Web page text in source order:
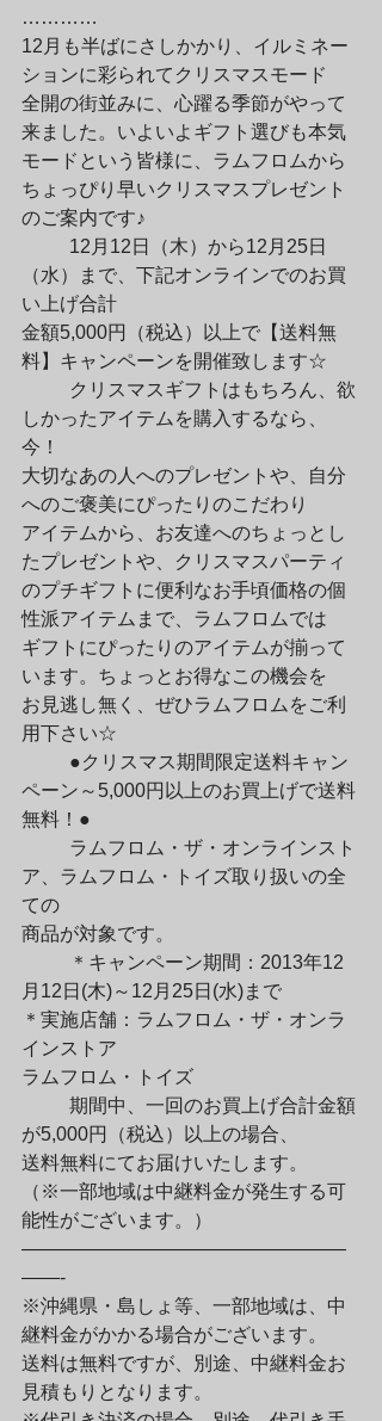
…………
12月も半ばにさしかかり、イルミネー
ションに彩られてクリスマスモード
全開の街並みに、心躍る季節がやって
来ました。いよいよギフト選びも本気
モードという皆様に、ラムフロムから
ちょっぴり早いクリスマスプレゼント
のご案内です♪
（水）まで、下記オンラインでのお買
い上げ合計
金額5,000円（税込）以上で【送料無
料】キャンペーンを開催致します☆
しかったアイテムを購入するなら、
今！
大切なあの人へのプレゼントや、自分
へのご褒美にぴったりのこだわり
アイテムから、お友達へのちょっとし
たプレゼントや、クリスマスパーティ
のプチギフトに便利なお手頃価格の個
性派アイテムまで、ラムフロムでは
ギフトにぴったりのアイテムが揃って
います。ちょっとお得なこの機会を
お見逃し無く、ぜひラムフロムをご利
用下さい☆
ペーン～5,000円以上のお買上げで送料
無料！●
ア、ラムフロム・トイズ取り扱いの全
ての
商品が対象です。
月12日(木)～12月25日(水)まで
＊実施店舗：ラムフロム・ザ・オンラ
インストア
ラムフロム・トイズ
が5,000円（税込）以上の場合、
送料無料にてお届けいたします。
（※一部地域は中継料金が発生する可
能性がございます。）
―――――――――――――――――
――-
※沖縄県・島しょ等、一部地域は、中
継料金がかかる場合がございます。
送料は無料ですが、別途、中継料金お
見積もりとなります。